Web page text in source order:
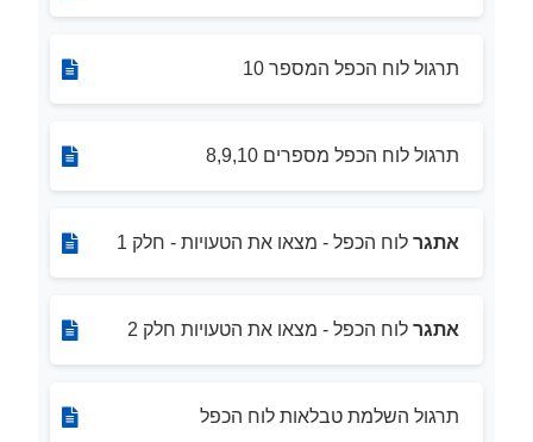
תרגול לוח הכפל המספר 10
תרגול לוח הכפל מספרים 8,9,10
אתגר לוח הכפל - מצאו את הטעויות - חלק 1
אתגר לוח הכפל - מצאו את הטעויות חלק 2
תרגול השלמת טבלאות לוח הכפל